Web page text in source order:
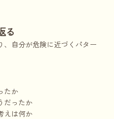
る
、自分が危険に近づくパター
たか
だったか
えは何か